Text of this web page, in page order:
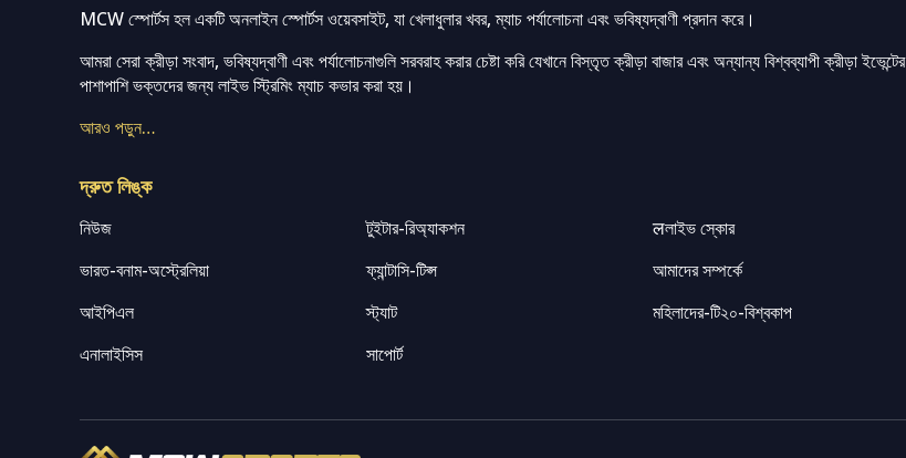
MCW স্পোর্টস হল একটি অনলাইন স্পোর্টস ওয়েবসাইট, যা খেলাধুলার খবর, ম্যাচ পর্যালোচনা এবং ভবিষ্যদ্বাণী প্রদান করে।
আমরা সেরা ক্রীড়া সংবাদ, ভবিষ্যদ্বাণী এবং পর্যালোচনাগুলি সরবরাহ করার চেষ্টা করি যেখানে বিস্তৃত ক্রীড়া বাজার এবং অন্যান্য বিশ্বব্যাপী ক্রীড়া ইভেন্টের
পাশাপাশি ভক্তদের জন্য লাইভ স্ট্রিমিং ম্যাচ কভার করা হয়।
আরও পড়ুন…
দ্রুত লিঙ্ক
নিউজ টুইটার-রিঅ্যাকশন
लলাইভ স্কোর
ভারত-বনাম-অস্ট্রেলিয়া
ফ্যান্টাসি-টিপ্স
আমাদের সম্পর্কে
আইপিএল
স্ট্যাট
মহিলাদের-টি২০-বিশ্বকাপ
এনালাইসিস
সাপোর্ট